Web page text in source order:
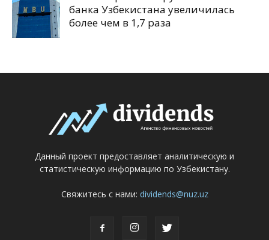
банка Узбекистана увеличилась
более чем в 1,7 раза
Данный проект предоставляет аналитическую и
статистическую информацию по Узбекистану.
Свяжитесь с нами: dividends@nuz.uz